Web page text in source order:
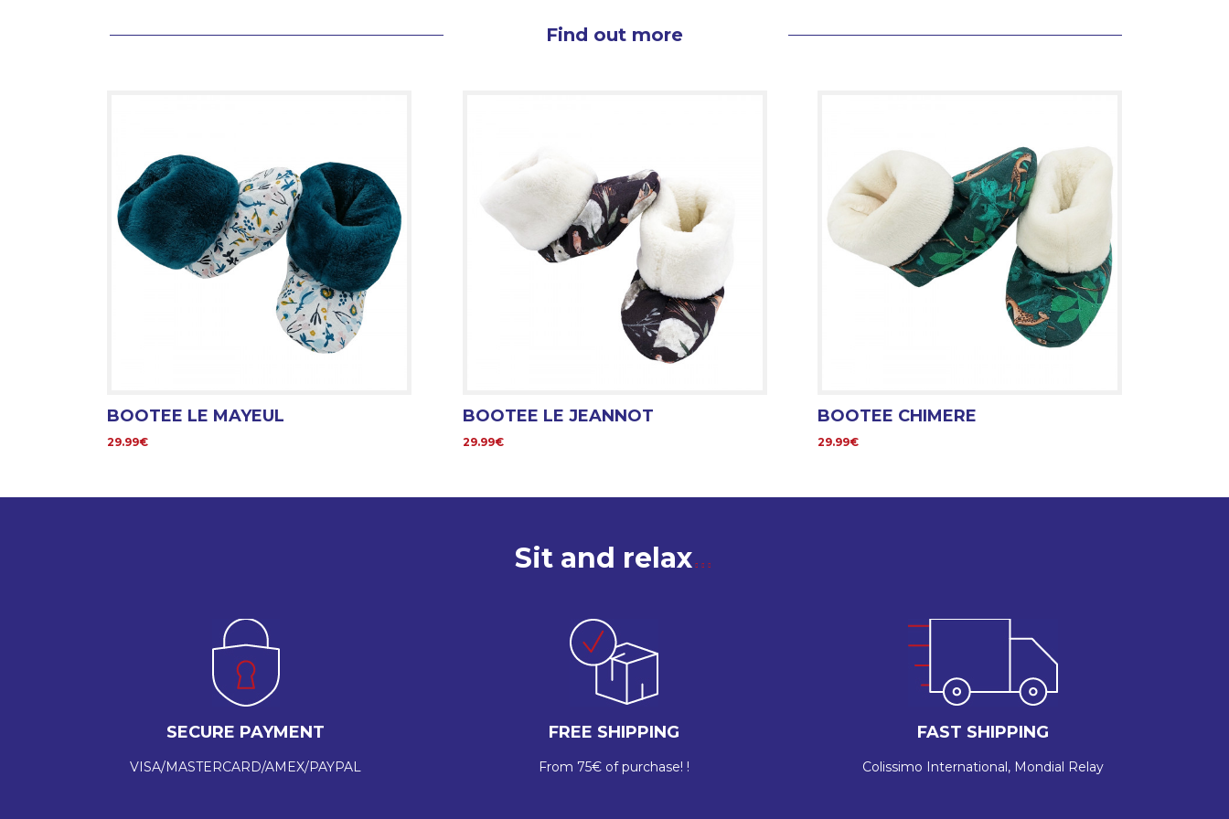
Find out more
BOOTEE LE MAYEUL
29.99€
BOOTEE LE JEANNOT
29.99€
BOOTEE CHIMERE
29.99€
Sit and relax
SECURE PAYMENT
VISA/MASTERCARD/AMEX/PAYPAL
FREE SHIPPING
From 75€ of purchase! !
FAST SHIPPING
Colissimo International, Mondial Relay